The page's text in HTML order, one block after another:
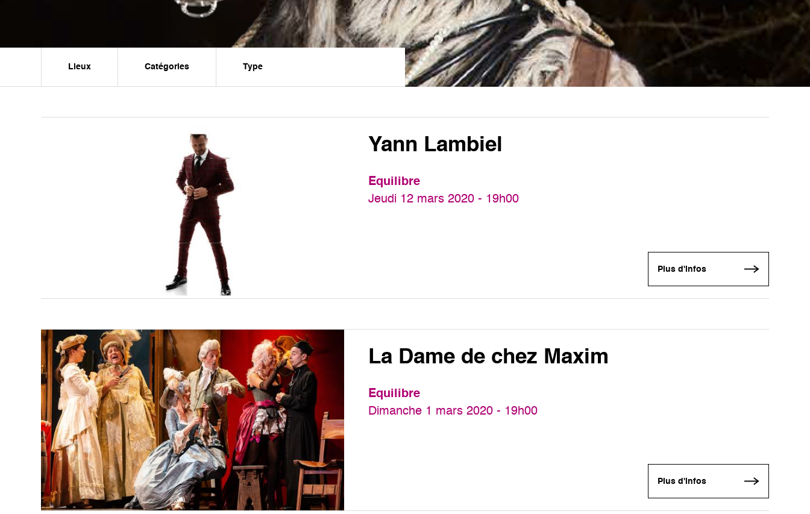
Lieux Catégories Type
Yann Lambiel
Equilibre
Jeudi 12 mars 2020 - 19h00
Plus d'infos
La Dame de chez Maxim
Equilibre
Dimanche 1 mars 2020 - 19h00
Plus d'infos